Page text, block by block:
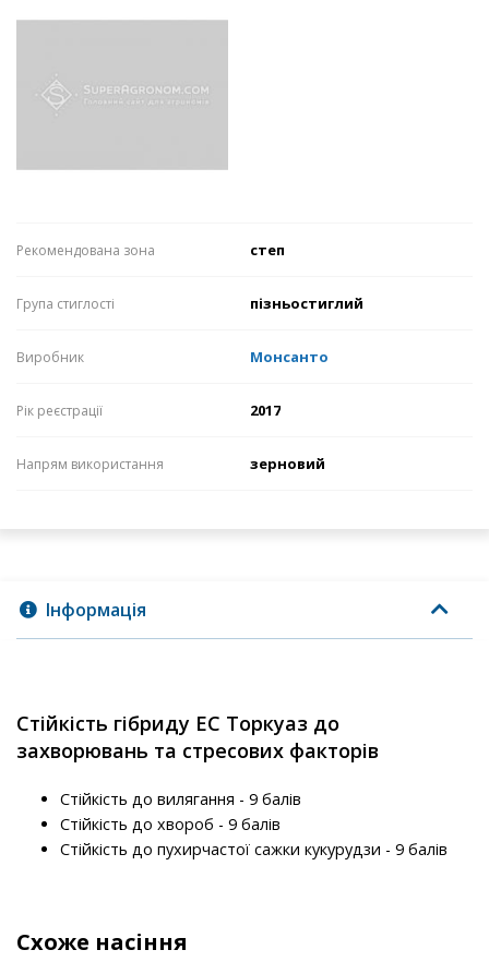
Рекомендована зона степ
Група стиглості пізньостиглий
Виробник Монсанто
Рік реєстрації 2017
Напрям використання зерновий
Інформація
Стійкість гібриду ЕС Торкуаз до
захворювань та стресових факторів
Стійкість до вилягання - 9 балів
Стійкість до хвороб - 9 балів
Стійкість до пухирчастої сажки кукурудзи - 9 балів
Схоже насіння